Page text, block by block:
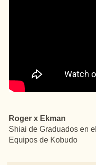
Roger x Ekman
Shiai de Graduados en
Equipos de Kobudo